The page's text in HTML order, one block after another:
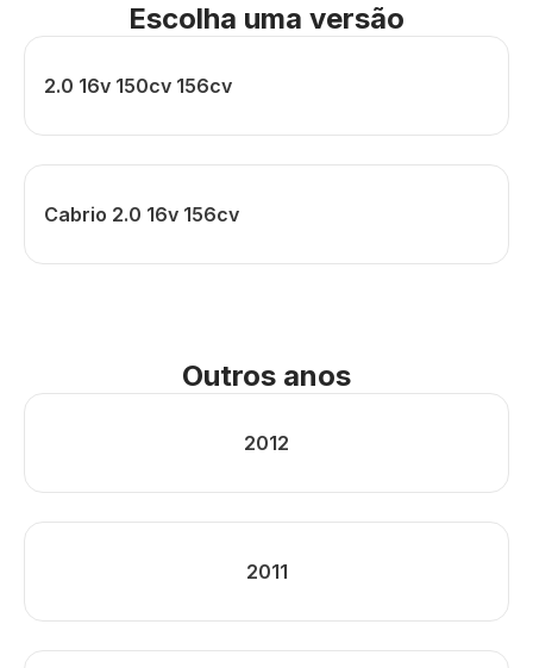
Escolha uma versão
2.0 16v 150cv 156cv
Cabrio 2.0 16v 156cv
Outros anos
2012
2011